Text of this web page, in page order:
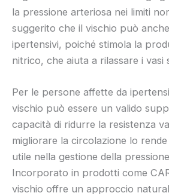
la pressione arteriosa nei limiti
suggerito che il vischio può
ipertensivi, poiché stimola la
nitrico, che aiuta a rilassare i vasi
Per le persone affette da
vischio può essere un valido
capacità di ridurre la resistenza
migliorare la circolazione lo
utile nella gestione della
Incorporato in prodotti come
vischio offre un approccio